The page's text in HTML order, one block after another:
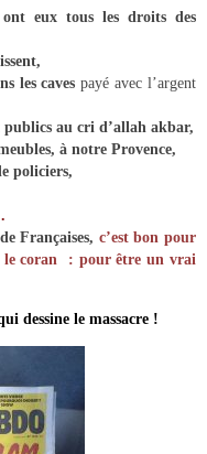
ont eux tous les droits des
les caves payé avec l’argent
au cri d’allah akbar,
à notre Provence,
policiers,
Françaises, c’est bon pour
le coran : pour être un vrai
dessine le massacre !